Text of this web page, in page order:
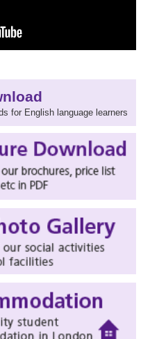
for English language learners